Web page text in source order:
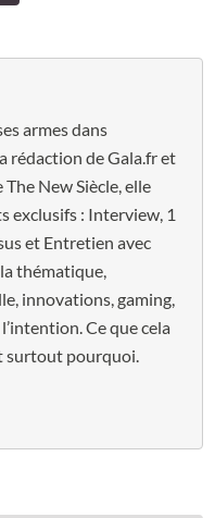
armes dans
rédaction de Gala.fr et
New Siècle, elle
exclusifs : Interview, 1
et Entretien avec
thématique,
innovations, gaming,
Ce que cela
surtout pourquoi.